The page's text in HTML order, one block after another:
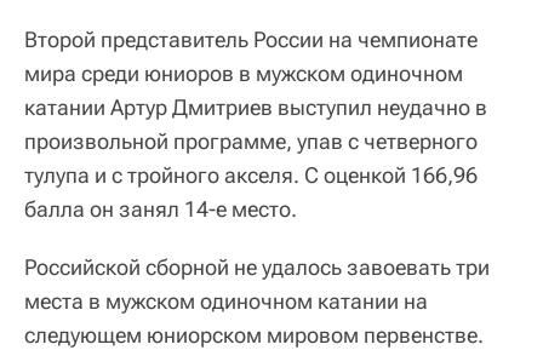
Второй представитель России на чемпионате
мира среди юниоров в мужском одиночном
катании Артур Дмитриев выступил неудачно в
произвольной программе, упав с четверного
тулупа и с тройного акселя. С оценкой 166,96
балла он занял 14-е место.
Российской сборной не удалось завоевать три
места в мужском одиночном катании на
следующем юниорском мировом первенстве.